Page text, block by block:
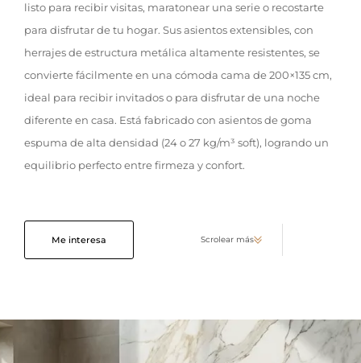
listo para recibir visitas, maratonear una serie o recostarte
para disfrutar de tu hogar. Sus asientos extensibles, con
herrajes de estructura metálica altamente resistentes, se
convierte fácilmente en una cómoda cama de 200×135 cm,
ideal para recibir invitados o para disfrutar de una noche
diferente en casa. Está fabricado con asientos de goma
espuma de alta densidad (24 o 27 kg/m³ soft), logrando un
equilibrio perfecto entre firmeza y confort.
Me interesa Scrolear más